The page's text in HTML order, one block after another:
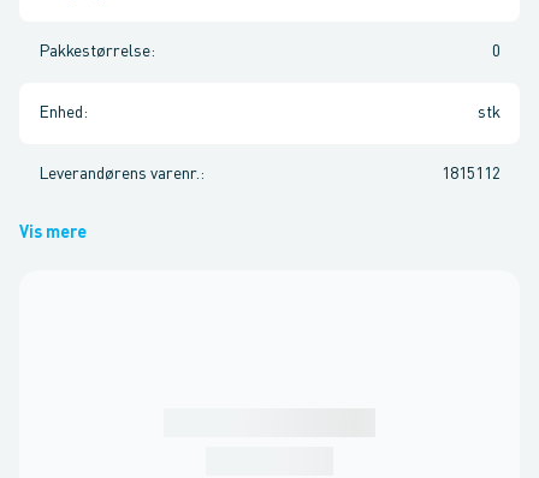
Pakkestørrelse: 0
Enhed : stk
Leverandørens varenr. : 1815112
Vis mere